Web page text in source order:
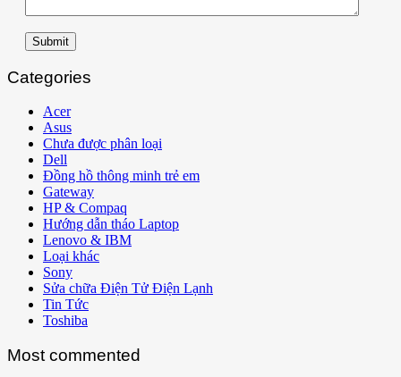
Submit
Categories
Acer
Asus
Chưa được phân loại
Dell
Đồng hồ thông minh trẻ em
Gateway
HP & Compaq
Hướng dẫn tháo Laptop
Lenovo & IBM
Loại khác
Sony
Sửa chữa Điện Tử Điện Lạnh
Tin Tức
Toshiba
Most commented